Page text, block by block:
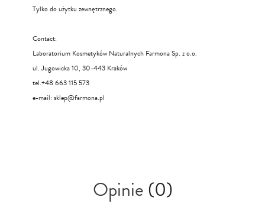
Tylko do użytku zewnętrznego.
Contact:
Laboratorium Kosmetyków Naturalnych Farmona Sp. z o.o.
ul. Jugowicka 10, 30-443 Kraków
tel.+48 663 115 573
e-mail: sklep@farmona.pl
Opinie(0)